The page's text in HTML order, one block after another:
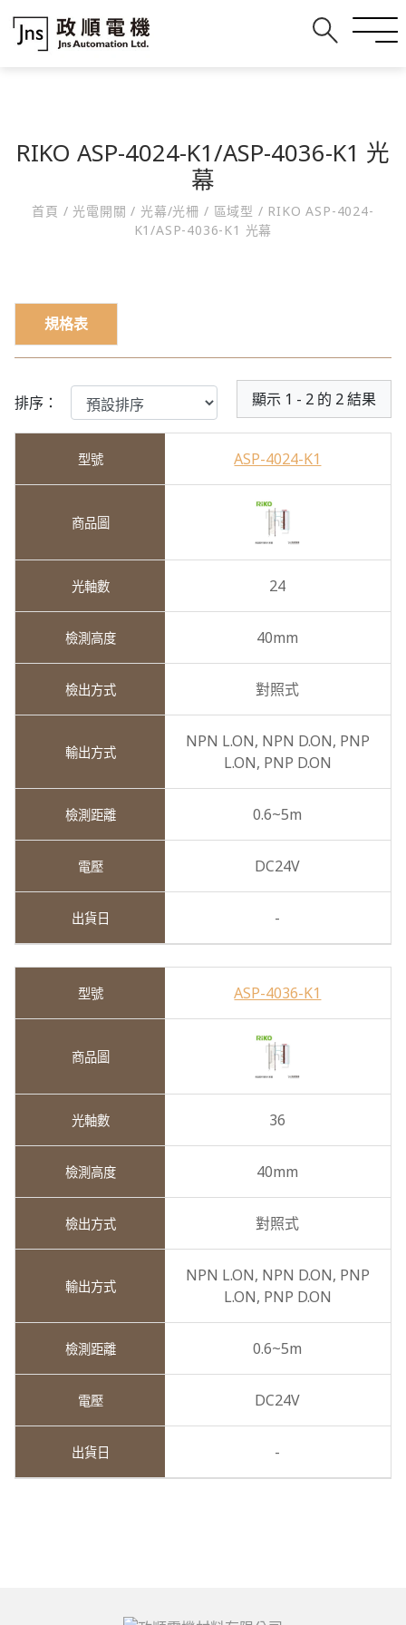
RIKO ASP-4024-K1/ASP-4036-K1 光
幕
首頁 / 光電開關/ 光幕/光柵 / 區域型 / RIKO ASP-4024-
K1/ASP-4036-K1 光幕
規格表
排序： 顯示 1 - 2 的 2 結果
ASP-4024-K1
24
40mm
對照式
NPN L.ON, NPN D.ON, PNP
L.ON, PNP D.ON
0.6~5m
DC24V
-
ASP-4036-K1
36
40mm
對照式
NPN L.ON, NPN D.ON, PNP
L.ON, PNP D.ON
0.6~5m
DC24V
-